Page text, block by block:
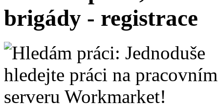
brigády - registrace